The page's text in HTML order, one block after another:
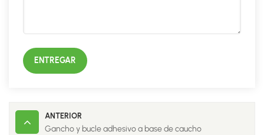
ENTREGAR
ANTERIOR
Gancho y bucle adhesivo a base de caucho